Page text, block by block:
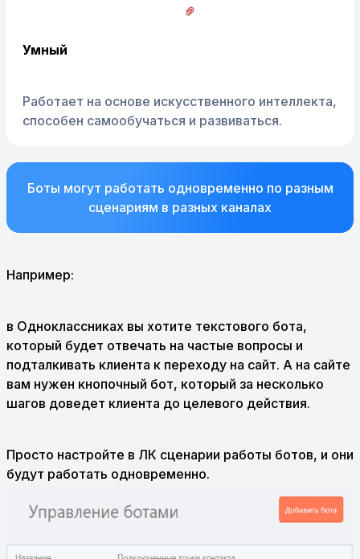
Умный
Работает на основе искусственного интеллекта,
способен самообучаться и развиваться.
Боты могут работать одновременно по разным
сценариям в разных каналах
Например:
в Одноклассниках вы хотите текстового бота,
который будет отвечать на частые вопросы и
подталкивать клиента к переходу на сайт. А на сайте
вам нужен кнопочный бот, который за несколько
шагов доведет клиента до целевого действия.
Просто настройте в ЛК сценарии работы ботов, и они
будут работать одновременно.